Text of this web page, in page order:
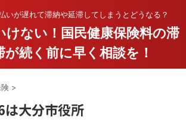
いが遅れて滞納や延滞してしまうとどうなる？
けない！国民健康保険料の滞
が続く前に早く相談を！
>
大分市役所